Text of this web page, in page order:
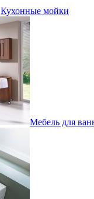
Кухонные мойки
Мебель для